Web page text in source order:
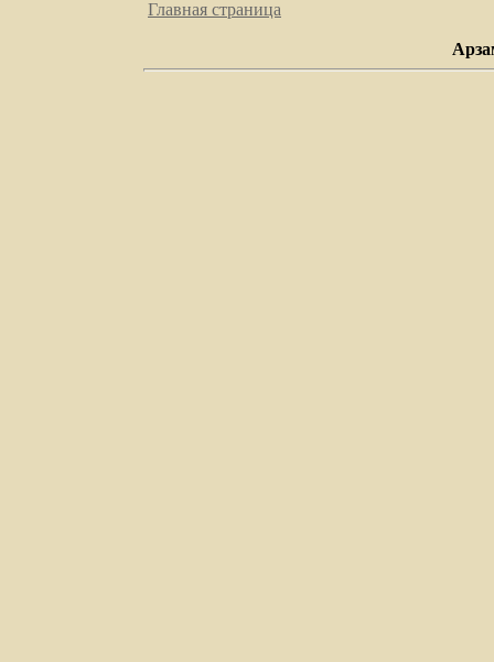
Главная страница